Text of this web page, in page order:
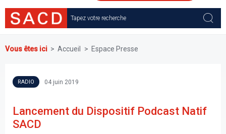
YOUR
Vous êtes ici Accueil Espace Presse
RADIO 04 juin 2019
Lancement du Dispositif Podcast Natif
SACD